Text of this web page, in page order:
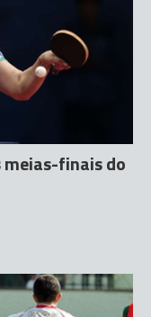
meias-finais do